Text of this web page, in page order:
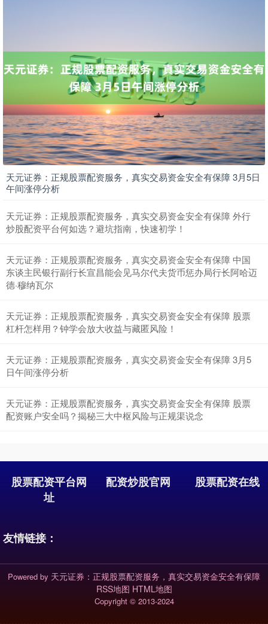
天元证券：正规股票配资服务，真实交易资金安全有保障 3月5日
午间涨停分析
天元证券：正规股票配资服务，真实交易资金安全有保障 外行
炒股配资平台何如选？避坑指南，快速初学！
天元证券：正规股票配资服务，真实交易资金安全有保障 中国
东谈主民银行副行长宣昌能会见马尔代夫货币惩办局行长阿哈迈
德·穆纳瓦尔
天元证券：正规股票配资服务，真实交易资金安全有保障 股票
杠杆怎样用？钟学会放大收益与藏匿风险！
天元证券：正规股票配资服务，真实交易资金安全有保障 3月5
日午间涨停分析
天元证券：正规股票配资服务，真实交易资金安全有保障 股票
配资账户安全吗？揭秘三大中枢风险与正规渠说念
股票配资平台网
址
配资炒股官网 股票配资在线
友情链接：
Powered by 天元证券：正规股票配资服务，真实交易资金安全有保障
RSS地图 HTML地图
Copyright © 2013-2024